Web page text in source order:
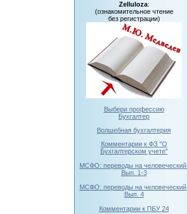
Zelluloza:
(ознакомительное чтение
без регистрации)
Выбери профессию
Бухгалтер
Волшебная бухгалтерия
Комментарии к ФЗ "О
Бухгалтерском учете"
МСФО: переводы на человеческий.
Вып. 1-3
МСФО: переводы на человеческий.
Вып. 4
Комментарии к ПБУ 24